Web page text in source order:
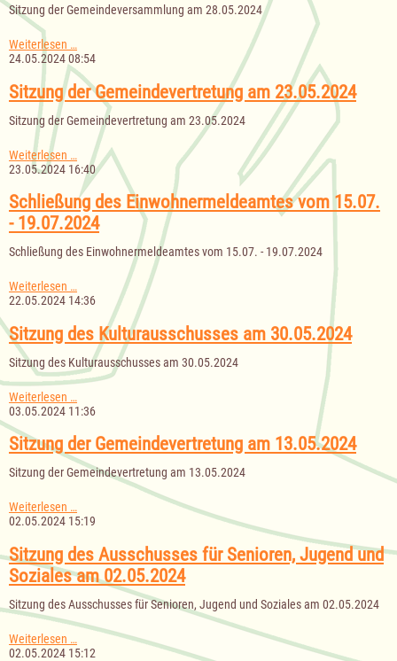
Sitzung der Gemeindeversammlung am 28.05.2024
Weiterlesen …Sitzung
der
Gemeindeversammlung
am
28.05.2024
24.05.2024 08:54
Sitzung der Gemeindevertretung am 23.05.2024
Sitzung der Gemeindevertretung am 23.05.2024
Weiterlesen … Sitzung
der
Gemeindevertretung
am
23.05.2024
23.05.2024 16:40
Schließung des Einwohnermeldeamtes vom 15.07.
- 19.07.2024
Schließung des Einwohnermeldeamtes vom 15.07. - 19.07.2024
Weiterlesen …Schließung
des
Einwohnermeldeamtes
vom
15.07.
-
19.07.2024
22.05.2024 14:36
Sitzung des Kulturausschusses am 30.05.2024
Sitzung des Kulturausschusses am 30.05.2024
Weiterlesen …
des
am
30.05.2024
03.05.2024 11:36
Sitzung der Gemeindevertretung am 13.05.2024
Sitzung der Gemeindevertretung am 13.05.2024
Weiterlesen …
der
am
13.05.2024
02.05.2024 15:19
Sitzung des Ausschusses für Senioren, Jugend und
Soziales am 02.05.2024
Sitzung des Ausschusses für Senioren, Jugend und Soziales am 02.05.2024
Weiterlesen … Sitzung
des
02.05.2024 15:12